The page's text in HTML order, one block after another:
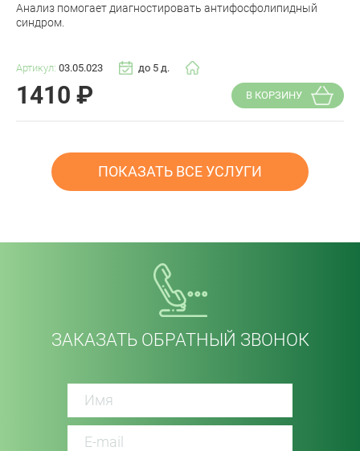
Анализ помогает диагностировать антифосфолипидный
синдром.
Артикул: 03.05.023 до 5 д.
1410 ₽ В КОРЗИНУ
ПОКАЗАТЬ ВСЕ УСЛУГИ
ЗАКАЗАТЬ ОБРАТНЫЙ ЗВОНОК